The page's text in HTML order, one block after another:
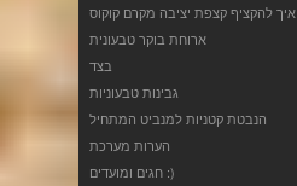
איך להקציף קצפת יציבה מקרם קוקוס
ארוחת בוקר טבעונית
בצד
גבינות טבעוניות
הנבטת קטניות למנביט המתחיל
הערות מערכת
חגים ומועדים :)